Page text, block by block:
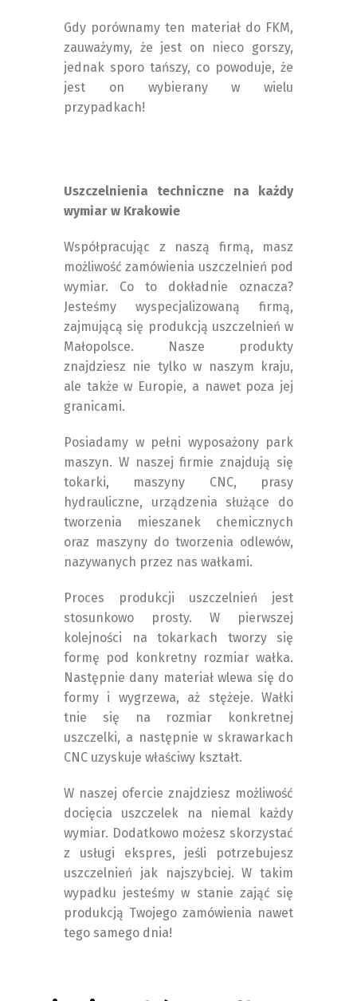
Gdy porównamy ten materiał do FKM,
zauważymy, że jest on nieco gorszy,
jednak sporo tańszy, co powoduje, że
jest on wybierany w wielu
przypadkach!
Uszczelnienia techniczne na każdy
wymiar w Krakowie
Współpracując z naszą firmą, masz
możliwość zamówienia uszczelnień pod
wymiar. Co to dokładnie oznacza?
Jesteśmy wyspecjalizowaną firmą,
zajmującą się produkcją uszczelnień w
Małopolsce. Nasze produkty
znajdziesz nie tylko w naszym kraju,
ale także w Europie, a nawet poza jej
granicami.
Posiadamy w pełni wyposażony park
maszyn. W naszej firmie znajdują się
tokarki, maszyny CNC, prasy
hydrauliczne, urządzenia służące do
tworzenia mieszanek chemicznych
oraz maszyny do tworzenia odlewów,
nazywanych przez nas wałkami.
Proces produkcji uszczelnień jest
stosunkowo prosty. W pierwszej
kolejności na tokarkach tworzy się
formę pod konkretny rozmiar wałka.
Następnie dany materiał wlewa się do
formy i wygrzewa, aż stężeje. Wałki
tnie się na rozmiar konkretnej
uszczelki, a następnie w skrawarkach
CNC uzyskuje właściwy kształt.
W naszej ofercie znajdziesz możliwość
docięcia uszczelek na niemal każdy
wymiar. Dodatkowo możesz skorzystać
z usługi ekspres, jeśli potrzebujesz
uszczelnień jak najszybciej. W takim
wypadku jesteśmy w stanie zająć się
produkcją Twojego zamówienia nawet
tego samego dnia!